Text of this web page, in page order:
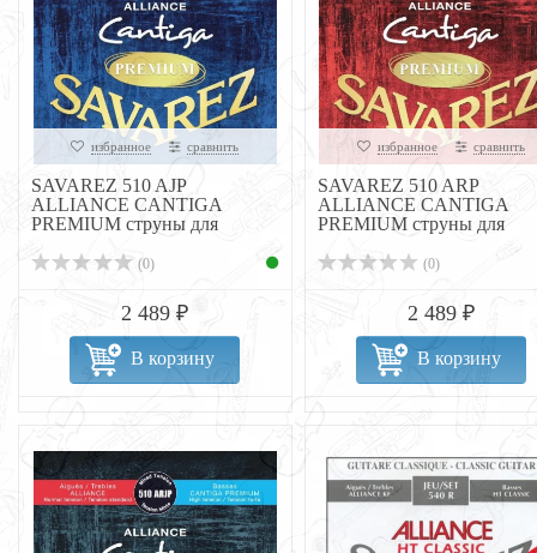
избранное сравнить
SAVAREZ 510 AJP
ALLIANCE CANTIGA
PREMIUM струны для
(0)
2 489 ₽
В корзину
избранное сравнить
SAVAREZ 510 ARP
ALLIANCE CANTIGA
PREMIUM струны для
(0)
2 489 ₽
В корзину